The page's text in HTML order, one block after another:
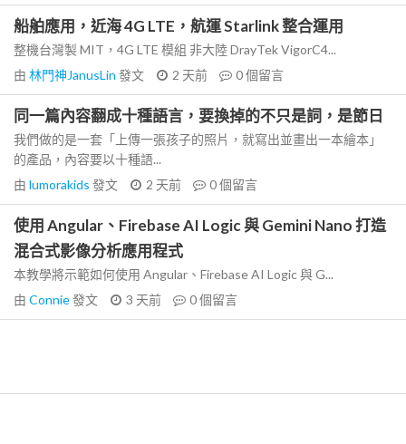
船舶應用，近海 4G LTE，航運 Starlink 整合運用
整機台灣製 MIT，4G LTE 模組 非大陸 DrayTek VigorC4...
由 林門神JanusLin 發文 2 天前 0個留言
同一篇內容翻成十種語言，要換掉的不只是詞，是節日
我們做的是一套「上傳一張孩子的照片，就寫出並畫出一本繪本」
的產品，內容要以十種語...
由 lumorakids 發文 2 天前 0個留言
使用 Angular、Firebase AI Logic 與 Gemini Nano 打造
混合式影像分析應用程式
本教學將示範如何使用 Angular、Firebase AI Logic 與 G...
由 Connie發文 3 天前 0個留言